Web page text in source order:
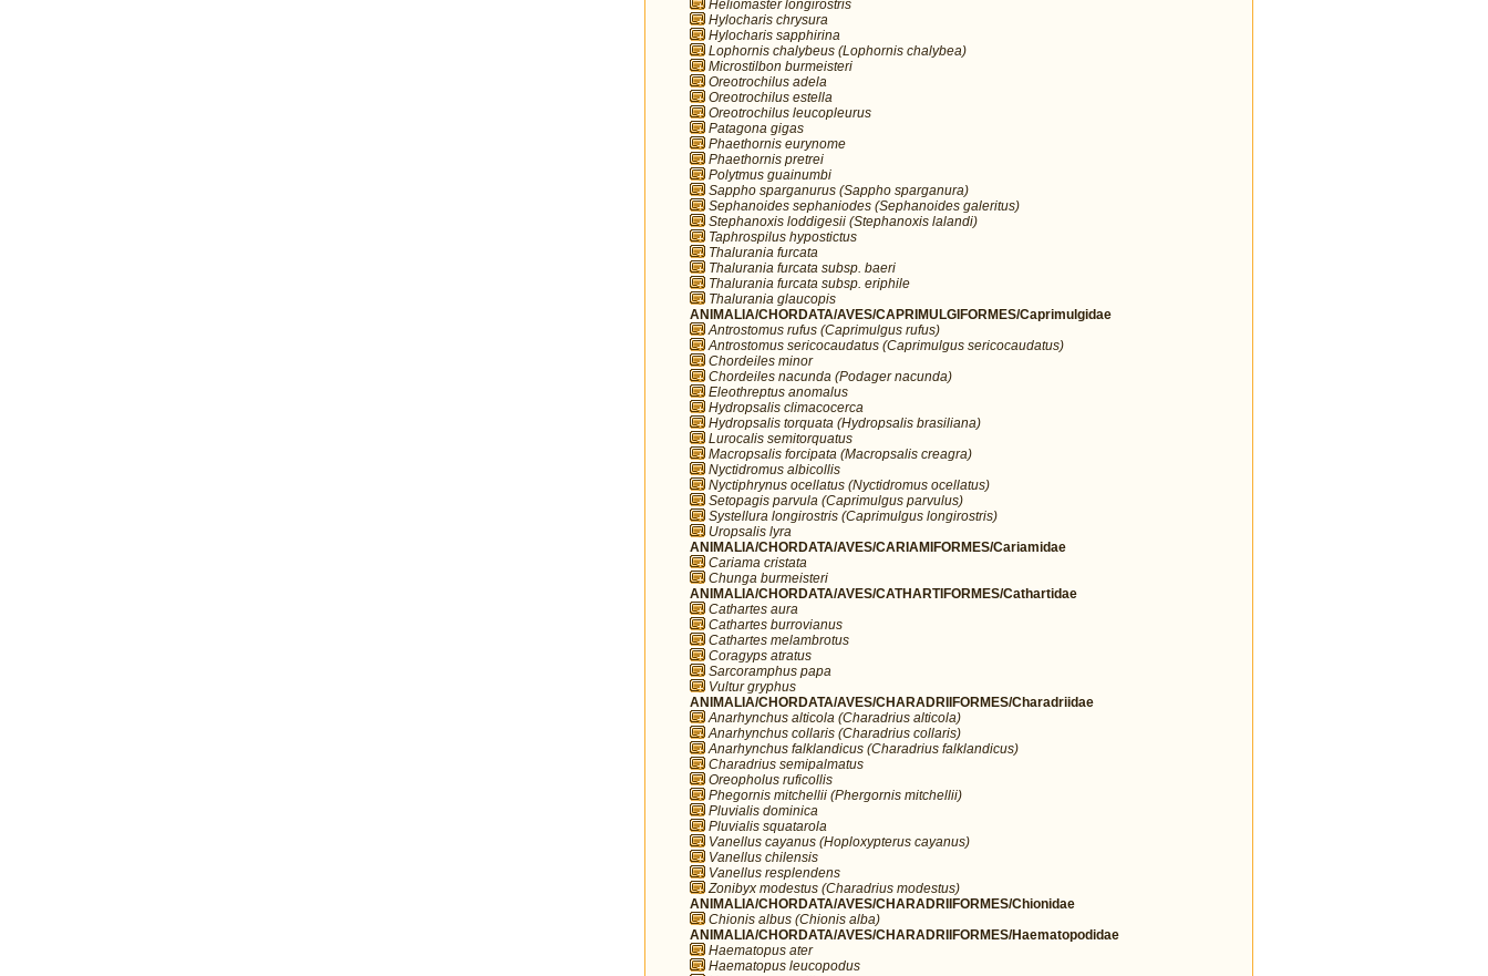
Heliomaster longirostris
Hylocharis chrysura
Hylocharis sapphirina
Lophornis chalybeus (Lophornis chalybea)
Microstilbon burmeisteri
Oreotrochilus adela
Oreotrochilus estella
Oreotrochilus leucopleurus
Patagona gigas
Phaethornis eurynome
Phaethornis pretrei
Polytmus guainumbi
Sappho sparganurus (Sappho sparganura)
Sephanoides sephaniodes (Sephanoides galeritus)
Stephanoxis loddigesii (Stephanoxis lalandi)
Taphrospilus hypostictus
Thalurania furcata
Thalurania furcata subsp. baeri
Thalurania furcata subsp. eriphile
Thalurania glaucopis
ANIMALIA/CHORDATA/AVES/CAPRIMULGIFORMES/Caprimulgidae
Antrostomus rufus (Caprimulgus rufus)
Antrostomus sericocaudatus (Caprimulgus sericocaudatus)
Chordeiles minor
Chordeiles nacunda (Podager nacunda)
Eleothreptus anomalus
Hydropsalis climacocerca
Hydropsalis torquata (Hydropsalis brasiliana)
Lurocalis semitorquatus
Macropsalis forcipata (Macropsalis creagra)
Nyctidromus albicollis
Nyctiphrynus ocellatus (Nyctidromus ocellatus)
Setopagis parvula (Caprimulgus parvulus)
Systellura longirostris (Caprimulgus longirostris)
Uropsalis lyra
ANIMALIA/CHORDATA/AVES/CARIAMIFORMES/Cariamidae
Cariama cristata
Chunga burmeisteri
ANIMALIA/CHORDATA/AVES/CATHARTIFORMES/Cathartidae
Cathartes aura
Cathartes burrovianus
Cathartes melambrotus
Coragyps atratus
Sarcoramphus papa
Vultur gryphus
ANIMALIA/CHORDATA/AVES/CHARADRIIFORMES/Charadriidae
Anarhynchus alticola (Charadrius alticola)
Anarhynchus collaris (Charadrius collaris)
Anarhynchus falklandicus (Charadrius falklandicus)
Charadrius semipalmatus
Oreopholus ruficollis
Phegornis mitchellii (Phergornis mitchellii)
Pluvialis dominica
Pluvialis squatarola
Vanellus cayanus (Hoploxypterus cayanus)
Vanellus chilensis
Vanellus resplendens
Zonibyx modestus (Charadrius modestus)
ANIMALIA/CHORDATA/AVES/CHARADRIIFORMES/Chionidae
Chionis albus (Chionis alba)
ANIMALIA/CHORDATA/AVES/CHARADRIIFORMES/Haematopodidae
Haematopus ater
Haematopus leucopodus